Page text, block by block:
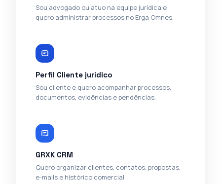
Sou advogado ou atuo na equipe jurídica e
quero administrar processos no Erga Omnes.
Perfil Cliente jurídico
Sou cliente e quero acompanhar processos,
documentos, evidências e pendências.
GRXK CRM
Quero organizar clientes, contatos, propostas,
e-mails e histórico comercial.